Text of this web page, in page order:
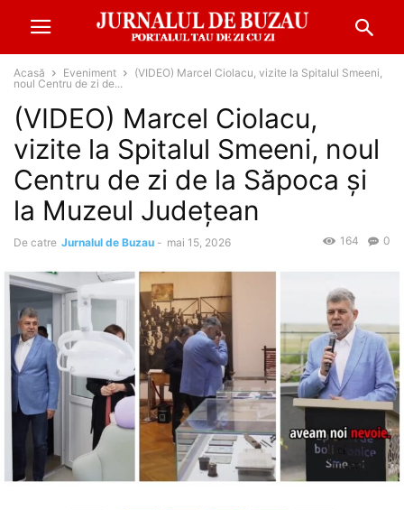
Acasă Eveniment
(VIDEO) Marcel Ciolacu, vizite la Spitalul Smeeni,
noul Centru de zi de...
(VIDEO) Marcel Ciolacu,
vizite la Spitalul Smeeni, noul
Centru de zi de la Săpoca și
la Muzeul Județean
De catre Jurnalul de Buzau - mai 15, 2026 0
164